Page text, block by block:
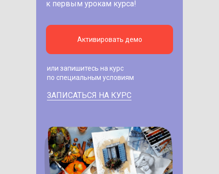
или запишитесь на курс
по специальным условиям
Активировать демо
к первым урокам курса!
ЗАПИСАТЬСЯ НА КУРС